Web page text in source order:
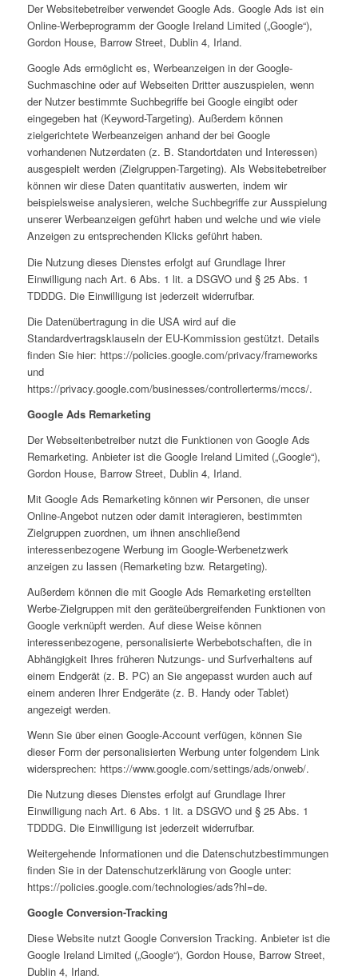
Der Websitebetreiber verwendet Google Ads. Google Ads ist ein
Online-Werbeprogramm der Google Ireland Limited („Google“),
Gordon House, Barrow Street, Dublin 4, Irland.
Google Ads ermöglicht es, Werbeanzeigen in der Google-
Suchmaschine oder auf Webseiten Dritter auszuspielen, wenn
der Nutzer bestimmte Suchbegriffe bei Google eingibt oder
eingegeben hat (Keyword-Targeting). Außerdem können
zielgerichtete Werbeanzeigen anhand der bei Google
vorhandenen Nutzerdaten (z. B. Standortdaten und Interessen)
ausgespielt werden (Zielgruppen-Targeting). Als Websitebetreiber
können wir diese Daten quantitativ auswerten, indem wir
beispielsweise analysieren, welche Suchbegriffe zur Ausspielung
unserer Werbeanzeigen geführt haben und welche und wie viele
Anzeigen zu entsprechenden Klicks geführt haben.
Die Nutzung dieses Dienstes erfolgt auf Grundlage Ihrer
Einwilligung nach Art. 6 Abs. 1 lit. a DSGVO und § 25 Abs. 1
TDDDG. Die Einwilligung ist jederzeit widerrufbar.
Die Datenübertragung in die USA wird auf die
Standardvertragsklauseln der EU-Kommission gestützt. Details
finden Sie hier: https://policies.google.com/privacy/frameworks
und
https://privacy.google.com/businesses/controllerterms/mccs/.
Google Ads Remarketing
Der Webseitenbetreiber nutzt die Funktionen von Google Ads
Remarketing. Anbieter ist die Google Ireland Limited („Google“),
Gordon House, Barrow Street, Dublin 4, Irland.
Mit Google Ads Remarketing können wir Personen, die unser
Online-Angebot nutzen oder damit interagieren, bestimmten
Zielgruppen zuordnen, um ihnen anschließend
interessenbezogene Werbung im Google-Werbenetzwerk
anzeigen zu lassen (Remarketing bzw. Retargeting).
Außerdem können die mit Google Ads Remarketing erstellten
Werbe-Zielgruppen mit den geräteübergreifenden Funktionen von
Google verknüpft werden. Auf diese Weise können
interessenbezogene, personalisierte Werbebotschaften, die in
Abhängigkeit Ihres früheren Nutzungs- und Surfverhaltens auf
einem Endgerät (z. B. PC) an Sie angepasst wurden auch auf
einem anderen Ihrer Endgeräte (z. B. Handy oder Tablet)
angezeigt werden.
Wenn Sie über einen Google-Account verfügen, können Sie
dieser Form der personalisierten Werbung unter folgendem Link
widersprechen: https://www.google.com/settings/ads/onweb/.
Die Nutzung dieses Dienstes erfolgt auf Grundlage Ihrer
Einwilligung nach Art. 6 Abs. 1 lit. a DSGVO und § 25 Abs. 1
TDDDG. Die Einwilligung ist jederzeit widerrufbar.
Weitergehende Informationen und die Datenschutzbestimmungen
finden Sie in der Datenschutzerklärung von Google unter:
https://policies.google.com/technologies/ads?hl=de.
Google Conversion-Tracking
Diese Website nutzt Google Conversion Tracking. Anbieter ist die
Google Ireland Limited („Google“), Gordon House, Barrow Street,
Dublin 4, Irland.